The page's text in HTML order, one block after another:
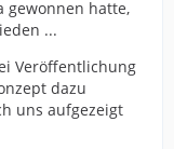
gewonnen hatte,
...
Veröffentlichung
dazu
uns aufgezeigt